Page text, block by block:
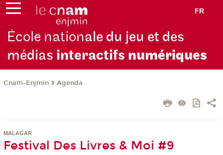
FR
École nationale du jeu et des
médias interactifs numériques
Cnam-Enjmin Agenda
MALAGAR
Festival Des Livres & Moi #9